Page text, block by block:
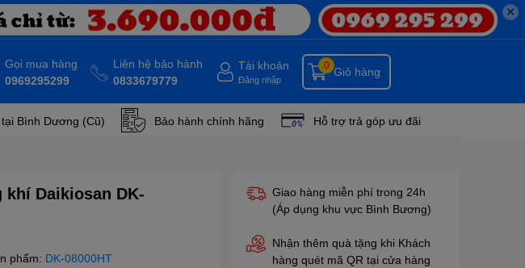
✕
Gọi mua hàng
0969295299
Liên hệ bảo hành
0833679779
Tài khoản
Đăng nhập
Giỏ hàng
0
Bình Dương (Cũ) Bảo hành chính hãng Hỗ trợ trả góp ưu đãi
Daikiosan DK-
phẩm: DK-08000HT
Giao hàng miễn phí trong 24h
(Áp dụng khu vực Bình Bương)
Nhận thêm quà tặng khi Khách
hàng quét mã QR tại cửa hàng